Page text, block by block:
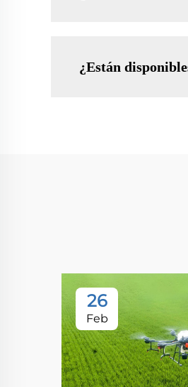
¿Están
26
Feb